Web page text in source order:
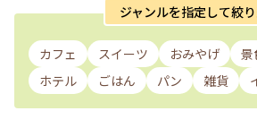
ジャンルを指定して絞
カフェ スイーツ おみやげ 景
ホテル
ごはん パン 雑貨